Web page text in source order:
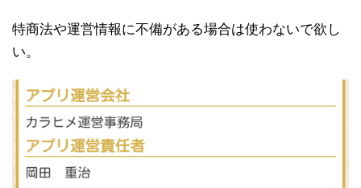
特商法や運営情報に不備がある場合は使わないで欲し
い。